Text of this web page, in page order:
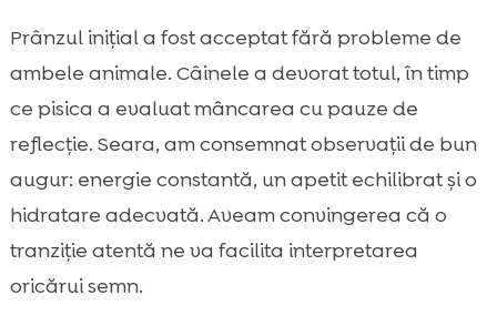
alergii

Semne comportamentale după
schimbarea proteinei
 Analize și indicatori de sănătate pe care îi
urmărim
Cum citim etichetele: sursa, procesarea și
calitatea proteinei din insecte
Menținerea microbiomului intestinal în
echilibru
Prânzul inițial a fost acceptat fără probleme de
ambele animale. Câinele a devorat totul, în timp
ce pisica a evaluat mâncarea cu pauze de
reflecție. Seara, am consemnat observații de bun
augur: energie constantă, un apetit echilibrat și o
hidratare adecvată. Aveam convingerea că o
tranziție atentă ne va facilita interpretarea
oricărui semn.